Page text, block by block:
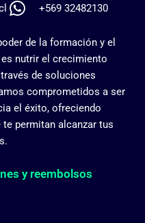
+569 32482130
de la formación y el
nutrir el crecimiento
de soluciones
comprometidos a ser
el éxito, ofreciendo
permitan alcanzar tus
y reembolsos